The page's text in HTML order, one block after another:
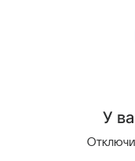
заключила
У